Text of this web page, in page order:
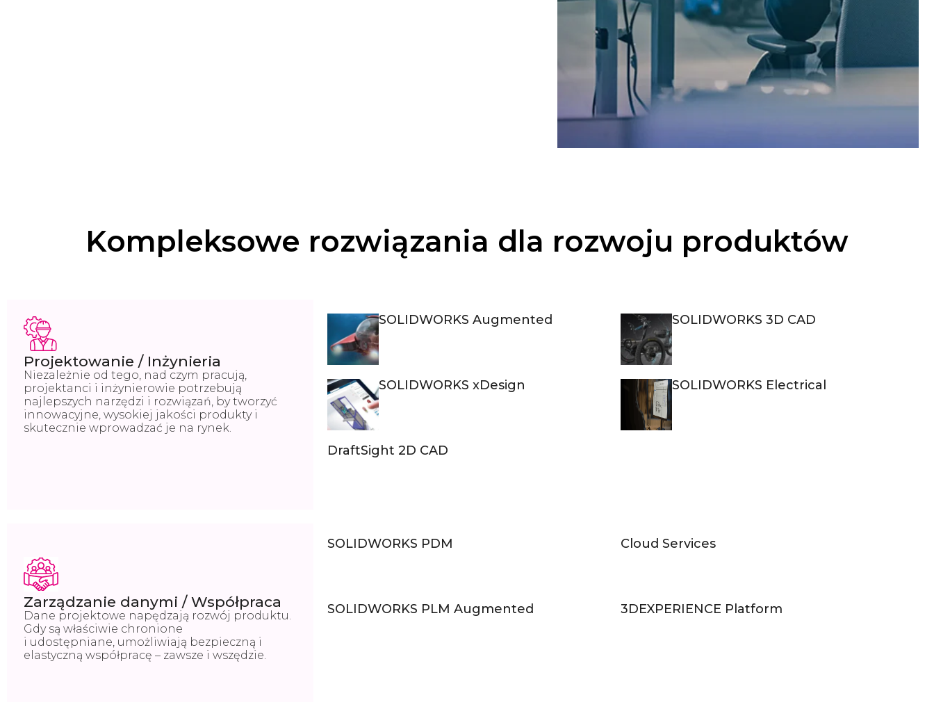
Kompleksowe rozwiązania dla rozwoju produktów
Projektowanie / Inżynieria
Niezależnie od tego, nad czym pracują,
projektanci i inżynierowie potrzebują
najlepszych narzędzi i rozwiązań, by tworzyć
innowacyjne, wysokiej jakości produkty i
skutecznie wprowadzać je na rynek.
SOLIDWORKS Augmented SOLIDWORKS 3D CAD
SOLIDWORKS xDesign SOLIDWORKS Electrical
DraftSight 2D CAD
Zarządzanie danymi / Współpraca
Dane projektowe napędzają rozwój produktu.
Gdy są właściwie chronione
i udostępniane, umożliwiają bezpieczną i
elastyczną współpracę – zawsze i wszędzie.
SOLIDWORKS PDM Cloud Services
SOLIDWORKS PLM Augmented 3DEXPERIENCE Platform